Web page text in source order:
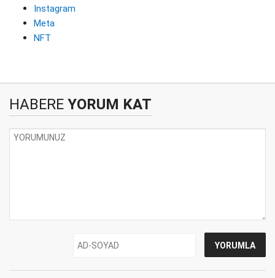
Instagram
Meta
NFT
HABERE YORUM KAT